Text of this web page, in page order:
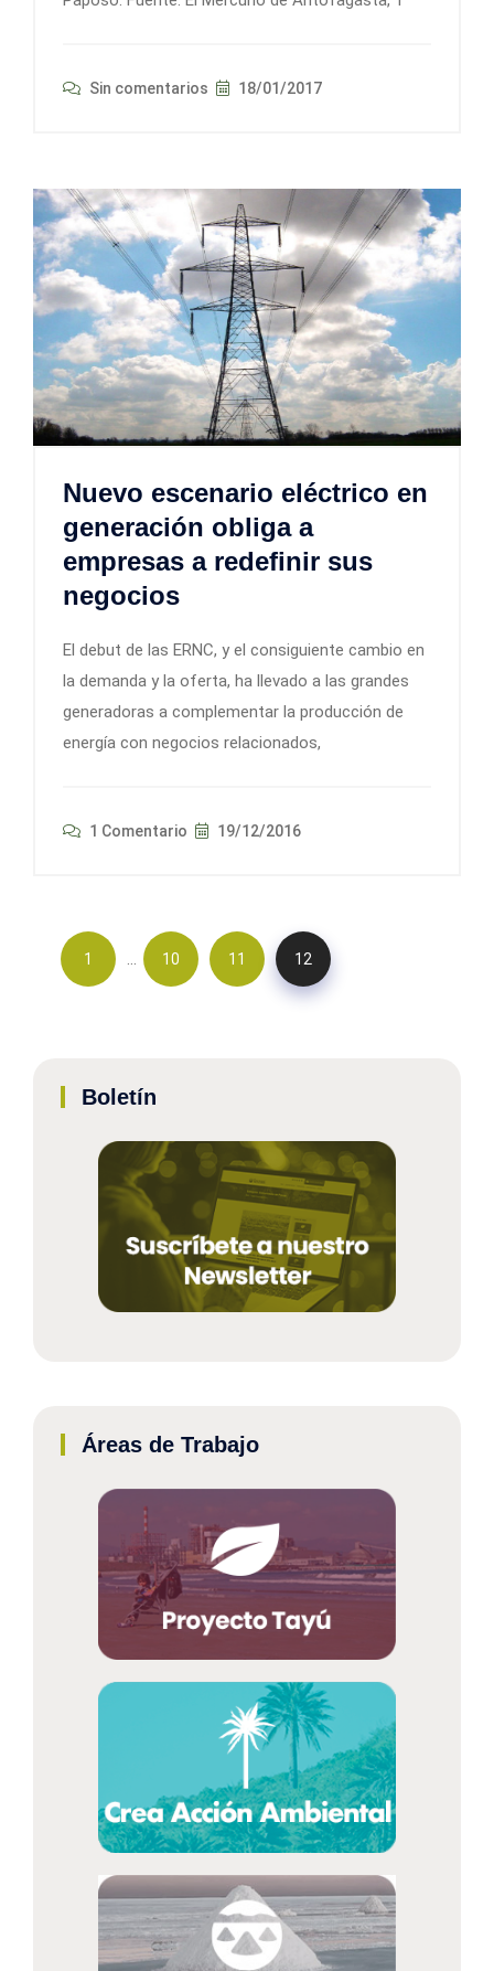
Sin comentarios 18/01/2017
Nuevo escenario eléctrico en
generación obliga a
empresas a redefinir sus
negocios
El debut de las ERNC, y el consiguiente cambio en
la demanda y la oferta, ha llevado a las grandes
generadoras a complementar la producción de
energía con negocios relacionados,
1 Comentario 19/12/2016
1 … 10 11 12
Boletín
Áreas de Trabajo